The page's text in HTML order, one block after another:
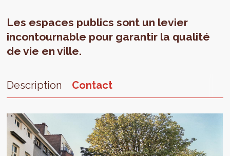
Les espaces publics sont un levier
incontournable pour garantir la qualité
de vie en ville.
Description Contact